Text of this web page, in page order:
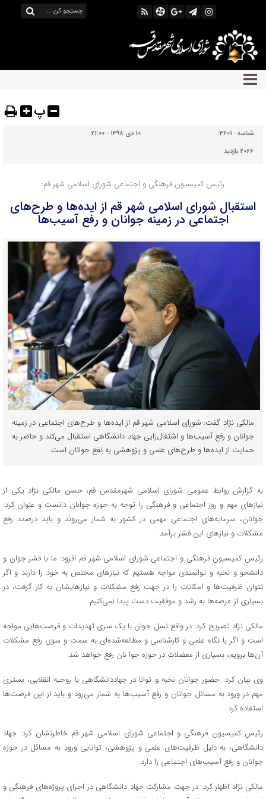
پ
شناسه : 3601
10 دی 1398 - 21:00
2066 بازدید
رئیس کمیسیون فرهنگی و اجتماعی شورای اسلامی شهر قم:
استقبال شورای اسلامی شهر قم از ایده‌ها و طرح‌های
اجتماعی در زمینه جوانان و رفع آسیب‌ها
مالکی نژاد گفت: شورای اسلامی شهر قم از ایده‌ها و طرح‌های اجتماعی در زمینه
جوانان و رفع آسیب‌ها و اشتغال‌زایی جهاد دانشگاهی استقبال می‌کند و حاضر به
حمایت از ایده‌ها و طرح‌های علمی و پژوهشی به نفع جوانان است.
به گزارش روابط عمومی شورای اسلامی شهرمقدس قم، حسن مالکی نژاد یکی از
نیازهای مهم و روز اجتماعی و فرهنگی را توجه به حوزه جوانان دانست و عنوان کرد:
جوانان، سرمایه‌های اجتماعی مهمی در کشور به شمار می‌روند و باید درصدد رفع
مشکلات و نیازهای این قشر برآمد.
رئیس کمیسیون فرهنگی و اجتماعی شورای اسلامی شهر قم افزود: ما با قشر جوان و
دانشجو و نخبه و توانمندی مواجه هستیم که نیازهای مختص به خود را دارند و اگر
نتوان ظرفیت‌ها و امکانات را در جهت رفع مشکلات و نیازهایشان به کار گرفت، در
بسیاری از عرصه‌ها به رشد و موفقیت دست پیدا نمی‌کنیم.
مالکی نژاد تصریح کرد: در واقع نسل جوان با یک سری تهدیدات و فرصت‌هایی مواجه
است و اگر با نگاه علمی و کارشناسی و مطالعه‌شده‌ای به سمت و سوی رفع مشکلات
آن‌ها برویم، بسیاری از معضلات در حوزه جوا نان رفع خواهد شد.
وی بیان کرد: حضور جوانان نخبه و توانا در جهاددانشگاهی با روحیه انقلابی، بستری
مهم در ورود به مسائل جوانان و رفع آسیب‌ها به شمار می‌رود و باید از این فرصت‌ها
استفاده کرد.
رئیس کمیسیون فرهنگی و اجتماعی شورای اسلامی شهر قم خاطرنشان کرد: جهاد
دانشگاهی، به دلیل ظرفیت‌های علمی و پژوهشی، توانایی ورود به مسائل در حوزه
جوانان و رفع آسیب‌های اجتماعی را دارد.
مالکی نژاد اظهار کرد: در جهت مشارکت جهاد دانشگاهی در اجرای پروژه‌های فرهنگی و